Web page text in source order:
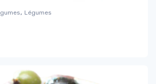
, Légumes